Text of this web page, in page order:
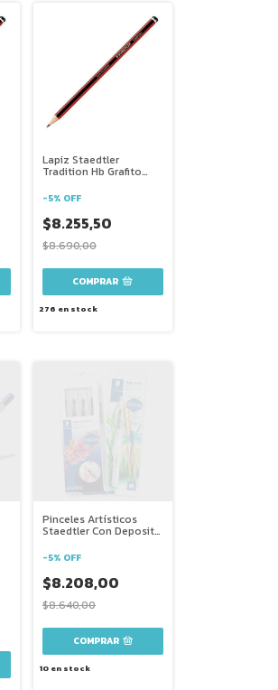
Lapiz Staedtler
Tradition Hb Grafito
-5% OFF
$8.255,50
$8.690,00
276 en stock
Pinceles Artísticos
Staedtler Con Deposito
-5% OFF
$8.208,00
$8.640,00
COMPRAR
10en stock